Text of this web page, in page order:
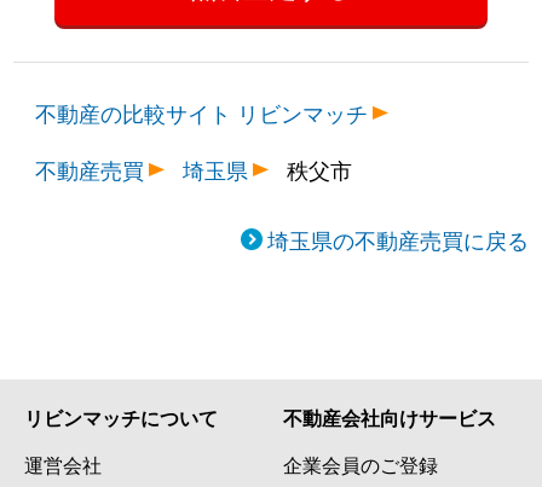
不動産の比較サイト リビンマッチ
不動産売買
埼玉県 秩父市
埼玉県の不動産売買に戻る
リビンマッチについて
運営会社
不動産会社向けサービス
企業会員のご登録